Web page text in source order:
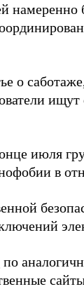
о
ищут
июля
в
по